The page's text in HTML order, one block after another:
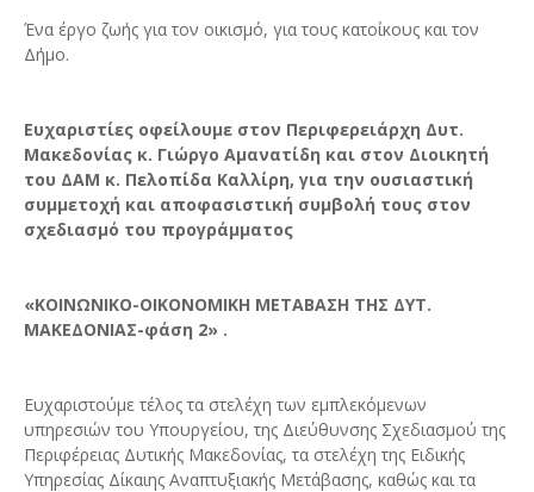
Ένα έργο ζωής για τον οικισμό, για τους κατοίκους και τον
Δήμο.
Ευχαριστίες οφείλουμε στον Περιφερειάρχη Δυτ.
Μακεδονίας κ. Γιώργο Αμανατίδη και στον Διοικητή
του ΔΑΜ κ. Πελοπίδα Καλλίρη, για την ουσιαστική
συμμετοχή και αποφασιστική συμβολή τους στον
σχεδιασμό του προγράμματος
«ΚΟΙΝΩΝΙΚΟ-ΟΙΚΟΝΟΜΙΚΗ ΜΕΤΑΒΑΣΗ ΤΗΣ ΔΥΤ.
ΜΑΚΕΔΟΝΙΑΣ-φάση 2» .
Ευχαριστούμε τέλος τα στελέχη των εμπλεκόμενων
υπηρεσιών του Υπουργείου, της Διεύθυνσης Σχεδιασμού της
Περιφέρειας Δυτικής Μακεδονίας, τα στελέχη της Ειδικής
Υπηρεσίας Δίκαιης Αναπτυξιακής Μετάβασης, καθώς και τα